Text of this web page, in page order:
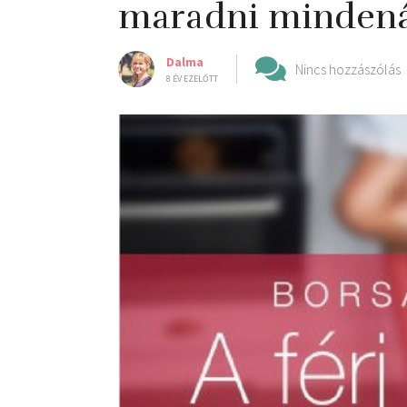
maradni
Dalma
8 ÉV EZELŐTT
Nincs hozzászólás